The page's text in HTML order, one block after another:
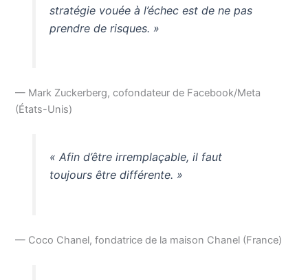
stratégie vouée à l’échec est de ne pas
prendre de risques. »
— Mark Zuckerberg, cofondateur de Facebook/Meta
(États-Unis)
« Afin d’être irremplaçable, il faut
toujours être différente. »
— Coco Chanel, fondatrice de la maison Chanel (France)